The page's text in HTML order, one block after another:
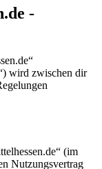
-
wird zwischen dir
(im
Nutzungsvertrag